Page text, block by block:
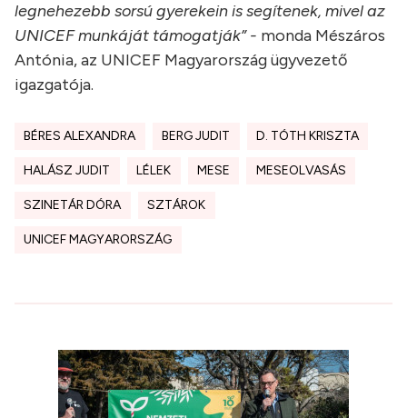
legnehezebb sorsú gyerekein is segítenek, mivel az
UNICEF munkáját támogatják” - monda Mészáros
Antónia, az UNICEF Magyarország ügyvezető
igazgatója.
BÉRES ALEXANDRA BERG JUDIT D. TÓTH KRISZTA
HALÁSZ JUDIT LÉLEK MESE MESEOLVASÁS
SZINETÁR DÓRA SZTÁROK
UNICEF MAGYARORSZÁG